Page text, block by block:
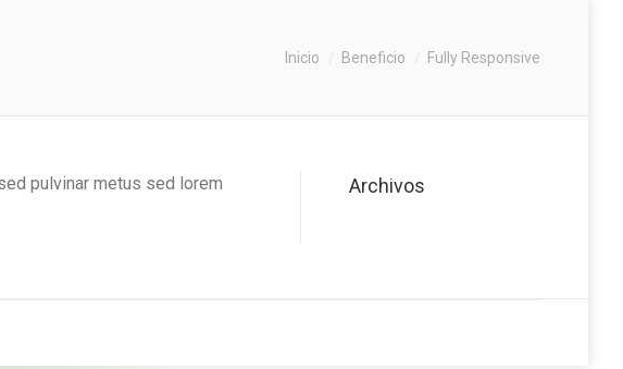
Inicio Beneficio Fully Responsive
pulvinar metus sed lorem
Archivos